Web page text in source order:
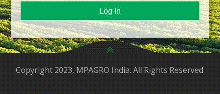
Copyright 2023, MPAGRO India. All Rights Reserved.